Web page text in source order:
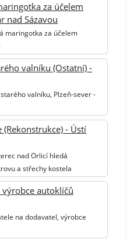
za účelem
nad Sázavou
maringotka za účelem
valníku (Ostatní) -
valníku, Plzeň-sever -
(Rekonstrukce) - Ústí
nad Orlicí hledá
a střechy kostela
autoklíčů
na dodavatel, výrobce